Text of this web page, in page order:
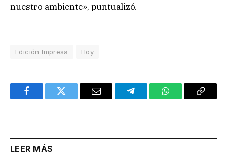
nuestro ambiente», puntualizó.
Edición Impresa Hoy
FacebookTwitter Email TelegramWhatsAppCopy
LEER MÁS